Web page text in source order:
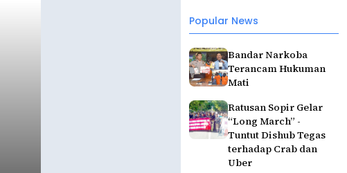
Popular News
Bandar Narkoba
Terancam Hukuman
Mati
Ratusan Sopir Gelar
“Long March” -
Tuntut Dishub Tegas
terhadap Crab dan
Uber